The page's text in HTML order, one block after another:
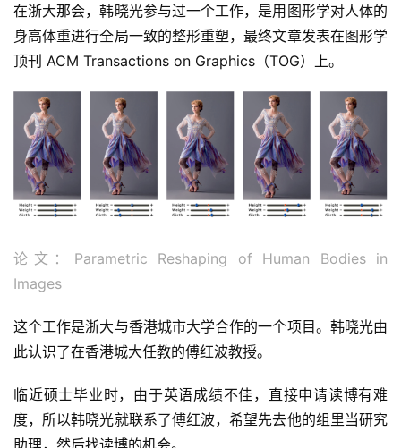
在浙大那会，韩晓光参与过一个工作，是用图形学对人体的
身高体重进行全局一致的整形重塑，最终文章发表在图形学
顶刊 ACM Transactions on Graphics（TOG）上。
论文：Parametric Reshaping of Human Bodies in
Images
这个工作是浙大与香港城市大学合作的一个项目。韩晓光由
此认识了在香港城大任教的傅红波教授。
临近硕士毕业时，由于英语成绩不佳，直接申请读博有难
度，所以韩晓光就联系了傅红波，希望先去他的组里当研究